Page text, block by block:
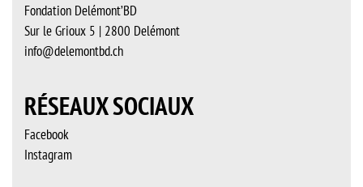
Fondation Delémont’BD
Sur le Grioux 5 | 2800 Delémont
info@delemontbd.ch
RÉSEAUX SOCIAUX
Facebook
Instagram